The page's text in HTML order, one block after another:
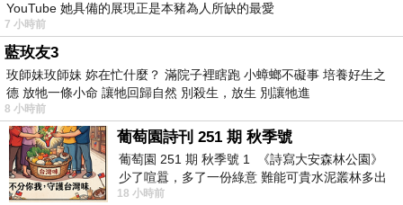
精舍師兄姐，阿彌陀佛。今日佛弟子來分
享近來心得，歡迎流通分享。
近來朋友透過網路傳人家家裡拜拜地方的
照片給我，說要看看那裡有無干擾，結果我
一看照片，馬上就覺得不舒服。我告訴那位
朋友「請別這個樣子做」，台語有句話叫做
YouTube 她具備的展現正是本豬為人所缺的最愛
7 小時前
藍玫友3
玫師妹玫師妹 妳在忙什麼？ 滿院子裡瞎跑 小蟑螂不礙事 培養好生之
德 放牠一條小命 讓牠回歸自然 別殺生，放生 別讓牠進
8 小時前
葡萄園詩刊 251 期 秋季號
葡萄園 251 期 秋季號 1 《詩寫大安森林公園》
少了喧囂，多了一份綠意 難能可貴水泥叢林多出
一
18 小時前